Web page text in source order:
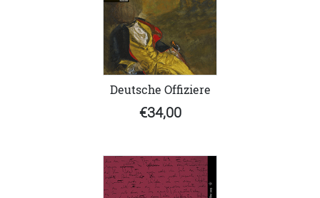
Deutsche Offiziere
€34,00